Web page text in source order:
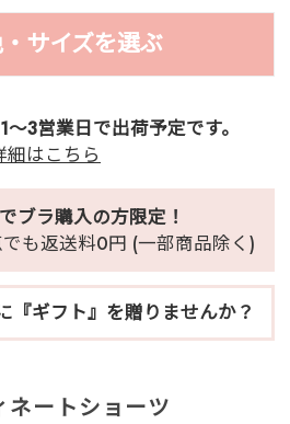
サイズを選ぶ
3営業日で出荷予定です。
細はこちら
ブラ購入の方限定！
も返送料0円 (一部商品除く)
『ギフト』を贈りませんか？
ネートショーツ